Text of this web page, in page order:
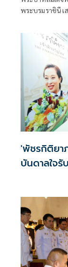
พระบรมราชินี
พระเจ้าลูกเธอ
หลวงราชสาริ
ยา พระบรมมหาร
'พัชรกิติยา
บันดาลใจรั